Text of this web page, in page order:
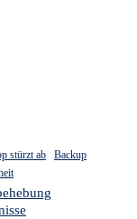
stürzt ab
Backup